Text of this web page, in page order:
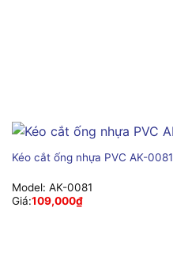
Kéo cắt ống nhựa PVC AK-0081
Model: AK-0081
Giá:109,000₫